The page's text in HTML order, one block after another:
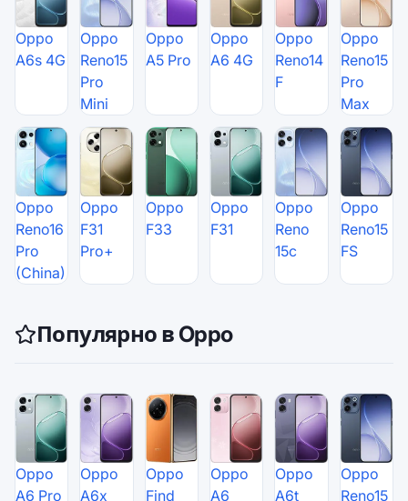
Oppo
A6s 4G
Oppo
Reno15
Pro
Mini
Oppo
A5 Pro
Oppo
A6 4G
Oppo
Reno14
F
Oppo
Reno15
Pro
Max
Oppo
Reno16
Pro
(China)
Oppo
F31
Pro+
Oppo
F33
Oppo
F31
Oppo
Reno
15c
Oppo
Reno15
FS
Популярно в Oppo
Oppo
A6 Pro
Oppo
A6x
Oppo
Find
Oppo
A6
Oppo
A6t
Oppo
Reno15